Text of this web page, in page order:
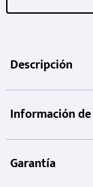
Descripción
Información
Garantía